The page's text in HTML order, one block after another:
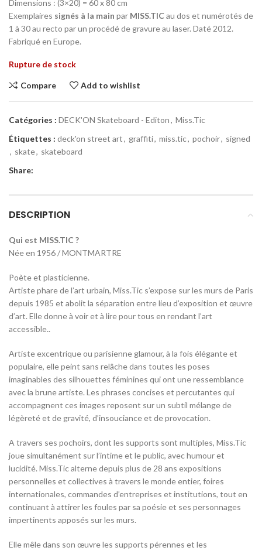
Dimensions : (3×20) = 60 x 80 cm
Exemplaires signés à la main par MISS.TIC au dos et numérotés de
1 à 30 au recto par un procédé de gravure au laser. Daté 2012.
Fabriqué en Europe.
Rupture de stock
Compare Add to wishlist
Catégories : DECK'ON Skateboard - Editon, Miss.Tic
Étiquettes : deck'on street art, graffiti, miss.tic, pochoir, signed
, skate, skateboard
Share:
DESCRIPTION
Qui est MISS.TIC ?
Née en 1956 / MONTMARTRE
Poète et plasticienne.
Artiste phare de l’art urbain, Miss.Tic s’expose sur les murs de Paris
depuis 1985 et abolit la séparation entre lieu d’exposition et œuvre
d’art. Elle donne à voir et à lire pour tous en rendant l’art
accessible..
Artiste excentrique ou parisienne glamour, à la fois élégante et
populaire, elle peint sans relâche dans toutes les poses
imaginables des silhouettes féminines qui ont une ressemblance
avec la brune artiste. Les phrases concises et percutantes qui
accompagnent ces images reposent sur un subtil mélange de
légèreté et de gravité, d’insouciance et de provocation.
A travers ses pochoirs, dont les supports sont multiples, Miss.Tic
joue simultanément sur l’intime et le public, avec humour et
lucidité. Miss.Tic alterne depuis plus de 28 ans expositions
personnelles et collectives à travers le monde entier, foires
internationales, commandes d’entreprises et institutions, tout en
continuant à attirer les foules par sa poésie et ses personnages
impertinents apposés sur les murs.
Elle mêle dans son œuvre les supports pérennes et les